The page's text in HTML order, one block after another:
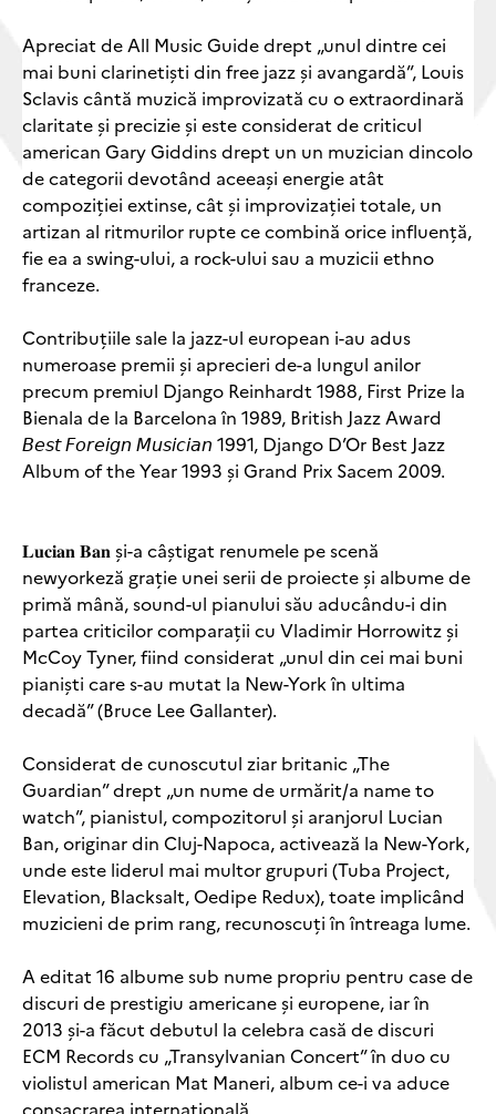
Apreciat de All Music Guide drept „unul dintre cei
mai buni clarinetiști din free jazz și avangardă”, Louis
Sclavis cântă muzică improvizată cu o extraordinară
claritate și precizie și este considerat de criticul
american Gary Giddins drept un un muzician dincolo
de categorii devotând aceeași energie atât
compoziției extinse, cât și improvizației totale, un
artizan al ritmurilor rupte ce combină orice influență,
fie ea a swing-ului, a rock-ului sau a muzicii ethno
franceze.
Contribuțiile sale la jazz-ul european i-au adus
numeroase premii și aprecieri de-a lungul anilor
precum premiul Django Reinhardt 1988, First Prize la
Bienala de la Barcelona în 1989, British Jazz Award
𝘉𝘦𝘴𝘵 𝘍𝘰𝘳𝘦𝘪𝘨𝘯 𝘔𝘶𝘴𝘪𝘤𝘪𝘢𝘯 1991, Django D’Or Best Jazz
Album of the Year 1993 și Grand Prix Sacem 2009.
𝐋𝐮𝐜𝐢𝐚𝐧 𝐁𝐚𝐧 și-a câștigat renumele pe scenă
newyorkeză grație unei serii de proiecte și albume de
primă mână, sound-ul pianului său aducându-i din
partea criticilor comparații cu Vladimir Horrowitz și
McCoy Tyner, fiind considerat „unul din cei mai buni
pianiști care s-au mutat la New-York în ultima
decadă” (Bruce Lee Gallanter).
Considerat de cunoscutul ziar britanic „The
Guardian” drept „un nume de urmărit/a name to
watch”, pianistul, compozitorul și aranjorul Lucian
Ban, originar din Cluj-Napoca, activează la New-York,
unde este liderul mai multor grupuri (Tuba Project,
Elevation, Blacksalt, Oedipe Redux), toate implicând
muzicieni de prim rang, recunoscuți în întreaga lume.
A editat 16 albume sub nume propriu pentru case de
discuri de prestigiu americane și europene, iar în
2013 și-a făcut debutul la celebra casă de discuri
ECM Records cu „Transylvanian Concert” în duo cu
violistul american Mat Maneri, album ce-i va aduce
consacrarea internațională.